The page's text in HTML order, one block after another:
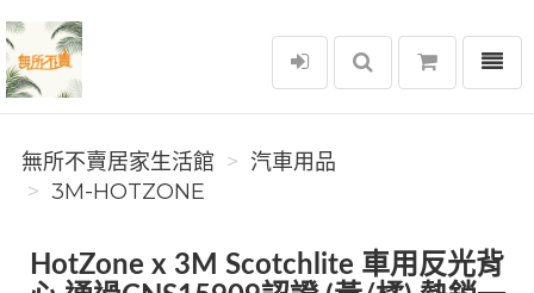
無所不賣居家生活館
選單
無所不賣居家生活館
汽車用品
3M-HOTZONE
HotZone x 3M Scotchlite 車用反光背